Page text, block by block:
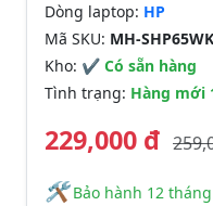
Dòng laptop: HP
Mã SKU: MH-
Kho: ✔ Có sẵn hàng
Tình trạng: Hàng mới
229,000 đ
🛠️️ Bảo hành 12 tháng